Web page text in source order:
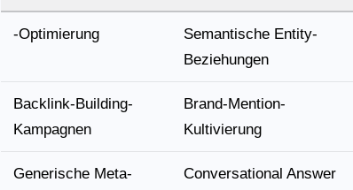
-Optimierung
Semantische Entity-
Beziehungen
Backlink-Building-
Kampagnen
Brand-Mention-
Kultivierung
Generische Meta-
Conversational Answer